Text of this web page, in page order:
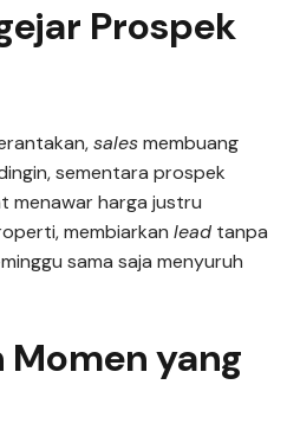
Prospek
salesmembuang
sementara prospek
menawar harga justru
membiarkan lead tanpa
sama saja menyuruh
Momen yang